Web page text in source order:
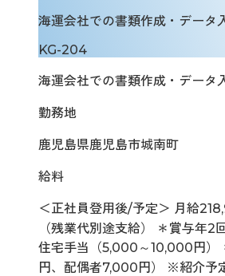
海運会社での書類作成・デー
KG-204
海運会社での書類作成・デー
勤務地
鹿児島県鹿児島市城南町
給料
＜正社員登用後/予定＞ 月給
（残業代別途支給） ＊賞与年2
住宅手当（5,000～10,000円）
円、配偶者7,000円） ※紹介